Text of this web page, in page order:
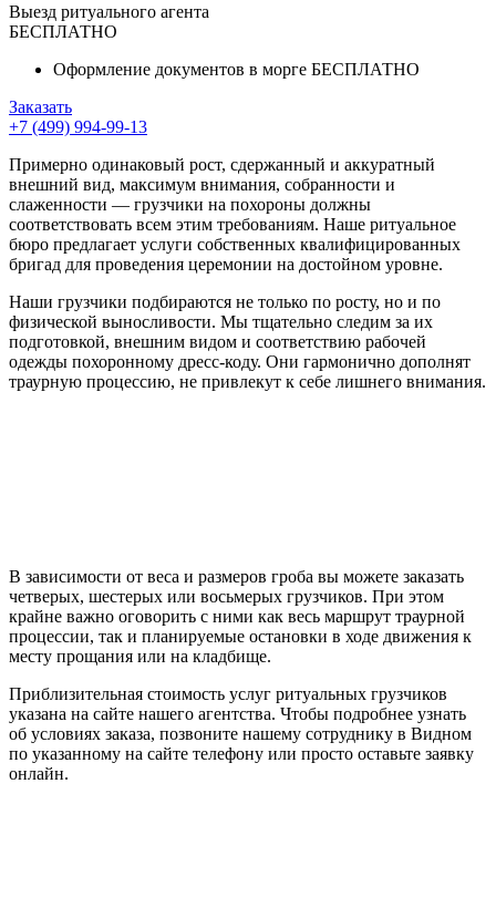
Выезд ритуального агента
БЕСПЛАТНО
Оформление документов в морге БЕСПЛАТНО
Заказать
+7 (499) 994-99-13
Примерно одинаковый рост, сдержанный и аккуратный
внешний вид, максимум внимания, собранности и
слаженности — грузчики на похороны должны
соответствовать всем этим требованиям. Наше ритуальное
бюро предлагает услуги собственных квалифицированных
бригад для проведения церемонии на достойном уровне.
Наши грузчики подбираются не только по росту, но и по
физической выносливости. Мы тщательно следим за их
подготовкой, внешним видом и соответствию рабочей
одежды похоронному дресс-коду. Они гармонично дополнят
траурную процессию, не привлекут к себе лишнего внимания.
В зависимости от веса и размеров гроба вы можете заказать
четверых, шестерых или восьмерых грузчиков. При этом
крайне важно оговорить с ними как весь маршрут траурной
процессии, так и планируемые остановки в ходе движения к
месту прощания или на кладбище.
Приблизительная стоимость услуг ритуальных грузчиков
указана на сайте нашего агентства. Чтобы подробнее узнать
об условиях заказа, позвоните нашему сотруднику в Видном
по указанному на сайте телефону или просто оставьте заявку
онлайн.